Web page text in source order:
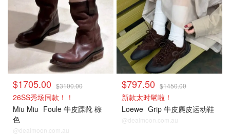
$1705.00 $3100.00
26SS秀场同款！！
Miu Miu Foule 牛皮踝靴 棕
色
@dealmoon.com.au
$797.50 $1450.00
新款太时髦啦！
Loewe Grip 牛皮麂皮运动鞋
@dealmoon.com.au